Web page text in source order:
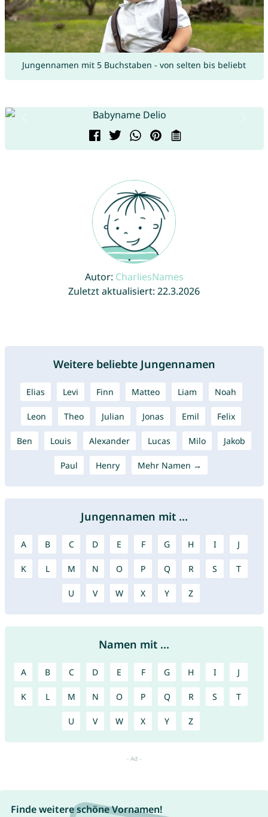
Jungennamen mit 5 Buchstaben - von selten bis beliebt
Autor: CharliesNames
Zuletzt aktualisiert: 22.3.2026
Weitere beliebte Jungennamen
Elias Levi Finn Matteo Liam Noah
Leon Theo Julian Jonas Emil Felix
Ben Louis Alexander Lucas Milo Jakob
Paul Henry Mehr Namen →
Jungennamen mit ...
A B C D E F G H I J
K L M N O P Q R S T
U V W X Y Z
Namen mit ...
A B C D E F G H I J
K L M N O P Q R S T
U V W X Y Z
Finde weitere schöne Vornamen!